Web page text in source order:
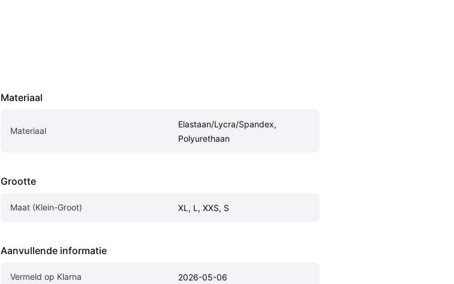
Materiaal
Materiaal
Elastaan/Lycra/Spandex,
Polyurethaan
Grootte
Maat (Klein-Groot) XL, L, XXS, S
Aanvullende informatie
Vermeld op Klarna 2026-05-06